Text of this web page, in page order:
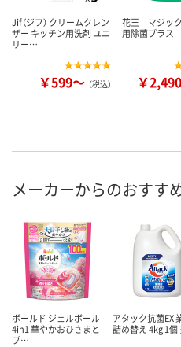
Jif（ジフ） クリームクレン
ザー キッチン用洗剤 ユニ
リー…
￥599～ （税込）
花王 マジッ
用除菌プラス
￥
メーカーからのおすす
ボールド ジェルボール
4in1 華やかおひさまと
プ…
アタック抗菌EX
詰め替え 4kg 1